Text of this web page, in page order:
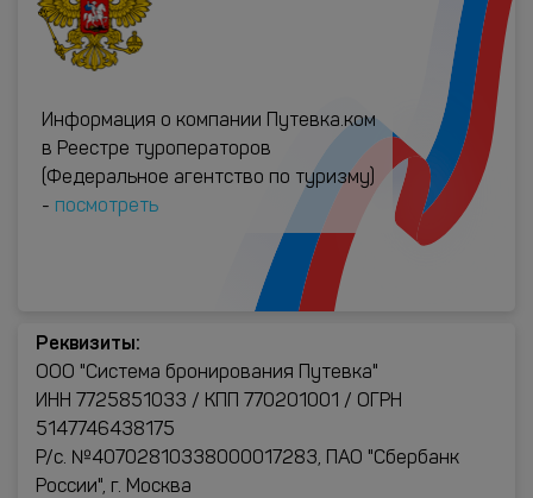
Информация о компании Путевка.ком
в Реестре туроператоров
(Федеральное агентство по туризму)
- посмотреть
Реквизиты:
ООО "Система бронирования Путевка"
ИНН 7725851033 / КПП 770201001 / ОГРН
5147746438175
Р/с. №40702810338000017283, ПАО "Сбербанк
России", г. Москва